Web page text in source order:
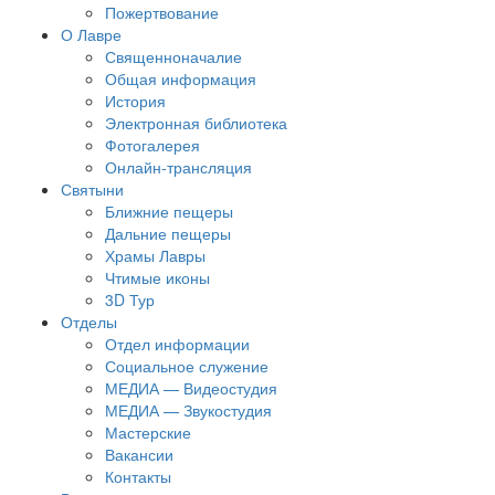
Пожертвование
О Лавре
Священноначалие
Общая информация
История
Электронная библиотека
Фотогалерея
Онлайн-трансляция
Святыни
Ближние пещеры
Дальние пещеры
Храмы Лавры
Чтимые иконы
3D Тур
Отделы
Отдел информации
Социальное служение
МЕДИА — Видеостудия
МЕДИА — Звукостудия
Мастерские
Вакансии
Контакты